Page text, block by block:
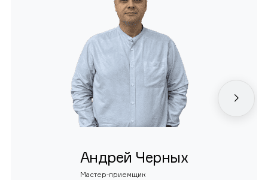
Андрей Черных
Мастер-приемщик